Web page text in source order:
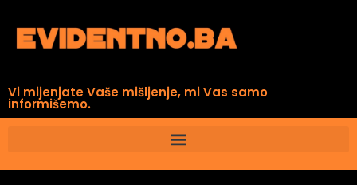
Vi mijenjate Vaše mišljenje, mi Vas samo
informišemo.